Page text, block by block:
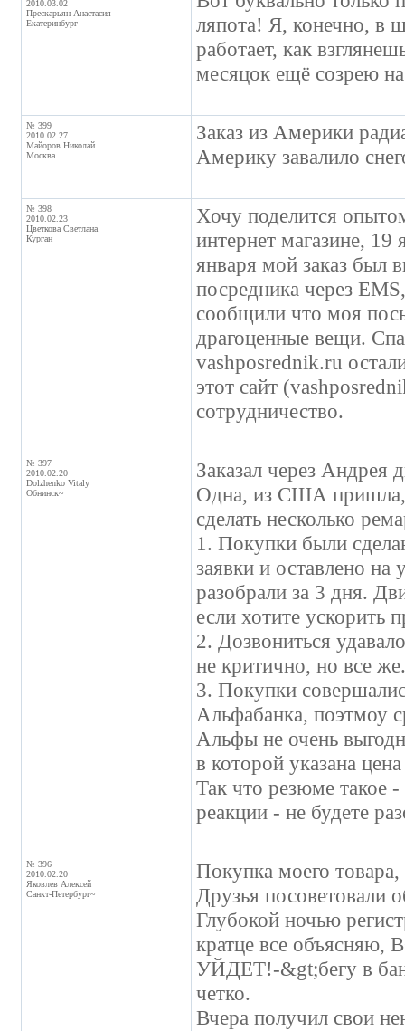
2010.03.02
Прескарьян Анастасия
Екатеринбург
ляпота! Я, конечно, в
работает, как
месяцок ещё созрею на
№ 399
2010.02.27
Майоров Николай
Москва
Заказ из Америки
Америку завалило
№ 398
2010.02.23
Цветкова Светлана
Курган
Хочу поделится
интернет магазине,
января мой заказ был
посредника через
сообщили что моя
драгоценные вещи.
vashposrednik.ru
этот сайт
сотрудничество.
№ 397
2010.02.20
Dolzhenko Vitaly
Обнинск~
Заказал через
Одна, из США пришла,
сделать несколько
1. Покупки были
заявки и оставлено на
разобрали за 3 дня.
если хотите ускорить
2. Дозвониться
не критично, но все же.
3. Покупки
Альфабанка, поэтмоу
Альфы не очень
в которой указана
Так что резюме такое
реакции - не будете
№ 396
2010.02.20
Яковлев Алексей
Санкт-Петербург~
Покупка моего
Друзья посоветовали
Глубокой ночью
кратце все
УЙДЕТ!-&gt;бегу в
четко.
Вчера получил свои